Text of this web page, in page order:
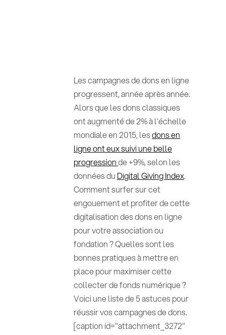
Les campagnes de dons en ligne
progressent, année après année.
Alors que les dons classiques
ont augmenté de 2% à l'échelle
mondiale en 2015, lesdons en
ligne ont eux suivi une belle
progressionde +9%, selon les
données du Digital Giving Index.
Comment surfer sur cet
engouement et profiter de cette
digitalisation des dons en ligne
pour votre association ou
fondation ? Quelles sont les
bonnes pratiques à mettre en
place pour maximiser cette
collecter de fonds numérique ?
Voici une liste de 5 astuces pour
réussir vos campagnes de dons.
[caption id="attachment_3272"